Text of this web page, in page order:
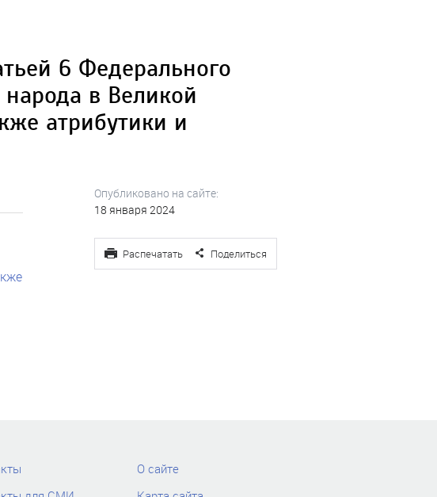
6 Федерального
в Великой
атрибутики и
Опубликовано на сайте:
18 января 2024
Распечатать Поделиться
О сайте